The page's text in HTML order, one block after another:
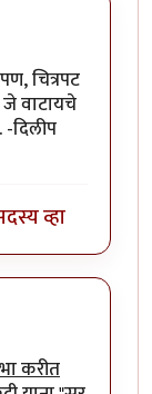
चित्रपट
वाटायचे
-दिलीप
व्हा
करीत